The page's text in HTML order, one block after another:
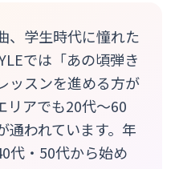
、学生時代に憧れた
では「あの頃弾き
ッスンを進める方が
リアでも20代〜60
通われています。年
代・50代から始め